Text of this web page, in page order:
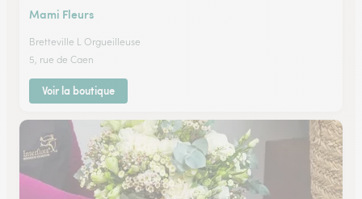
Mami Fleurs
Bretteville L Orgueilleuse
5, rue de Caen
Voir la boutique